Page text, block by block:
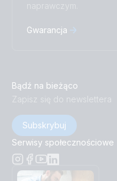
naprawczym.
Gwarancja
Bądź na bieżąco
Zapisz się do newslettera
Subskrybuj
Serwisy społecznościowe